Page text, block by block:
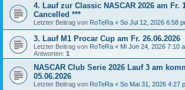
4. Lauf zur Classic NASCAR 2026 am Fr.
Cancelled ***
Letzter Beitrag von RoTeRa « So Jul 12, 2026 6:58
3. Lauf M1 Procar Cup am Fr. 26.06.2026
Letzter Beitrag von RoTeRa « Mi Jun 24, 2026 7:10
Antworten: 1
NASCAR Club Serie 2026 Lauf 3 am
05.06.2026
Letzter Beitrag von RoTeRa « So Mai 31, 2026 4:27